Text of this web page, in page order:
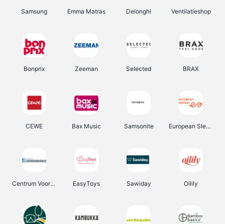
Samsung Emma Matras Delonghi Ventilatieshop
Bonprix Zeeman Selected BRAX
CEWE Bax Music Samsonite European Sleeper
Centrum Voor Avondonderwijs EasyToys Sawiday Oilily